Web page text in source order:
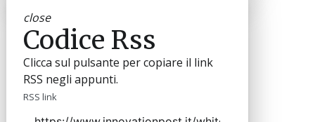
close
Codice Rss
Clicca sul pulsante per copiare il link
RSS negli appunti.
RSS link